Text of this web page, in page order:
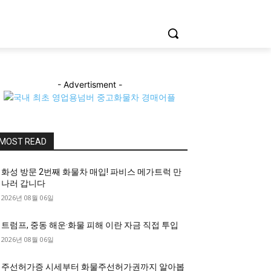
- Advertisment -
READ
화성 방문 2번째 화물차 매입! 파비스 메가트럭 만
나러 갑니다
2026년 08월 06일
트럼프, 중동 해운·화물 피해 이란 자금 직접 투입
2026년 08월 06일
주선허가증 시세부터 화물주선허가권까지 알아봅